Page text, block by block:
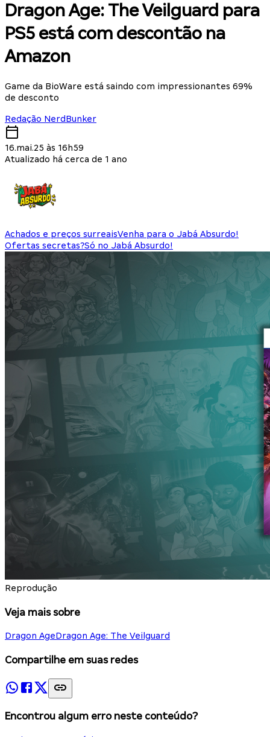
Dragon Age: The Veilguard para
PS5 está com descontão na
Amazon
Game da BioWare está saindo com impressionantes 69%
de desconto
Redação NerdBunker
16.mai.25 às 16h59
Atualizado há cerca de 1 ano
Achados e preços surreaisVenha para o Jabá Absurdo!
Ofertas secretas?Só no Jabá Absurdo!
Reprodução
Veja mais sobre
Dragon AgeDragon Age: The Veilguard
Compartilhe em suas redes
Encontrou algum erro neste conteúdo?